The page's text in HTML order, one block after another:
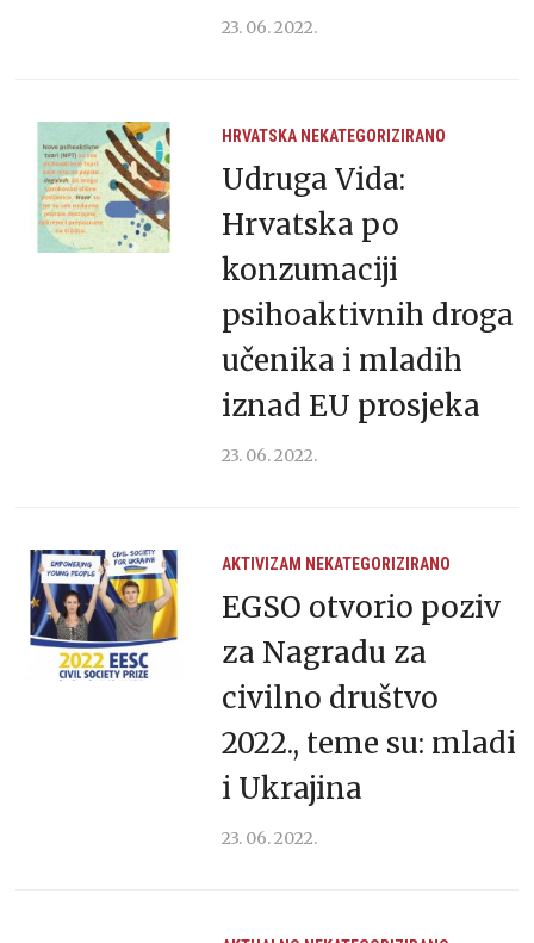
23. 06. 2022.
HRVATSKA NEKATEGORIZIRANO
Udruga Vida:
Hrvatska po
konzumaciji
psihoaktivnih droga
učenika i mladih
iznad EU prosjeka
23. 06. 2022.
AKTIVIZAM NEKATEGORIZIRANO
EGSO otvorio poziv
za Nagradu za
civilno društvo
2022., teme su: mladi
i Ukrajina
23. 06. 2022.